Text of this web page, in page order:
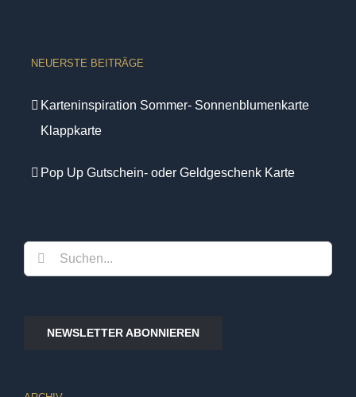
NEUERSTE BEITRÄGE
Karteninspiration Sommer- Sonnenblumenkarte
Klappkarte
Pop Up Gutschein- oder Geldgeschenk Karte
Suche
nach:
NEWSLETTER ABONNIEREN